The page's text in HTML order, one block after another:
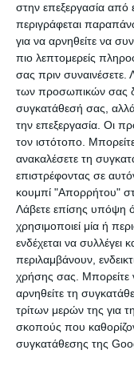
στην επεξεργασία από
περιγράφεται
για να αρνηθείτε να
πιο λεπτομερείς
σας πριν συναινέσετε.
των προσωπικών σας
συγκατάθεσή σας, αλλά
την επεξεργασία. Οι
τον ιστότοπο.
ανακαλέσετε τη
επιστρέφοντας σε
κουμπί "Απορρήτου"
Λάβετε επίσης υπόψη
χρησιμοποιεί μία ή
ενδέχεται να συλλέγει
περιλαμβάνουν,
χρήσης σας. Μπορείτε
αρνηθείτε τη
τρίτων μερών της για
σκοπούς που
συγκατάθεσης της
Δευτέρα, 20 Ιουλ
ΑΜΑΞΑ:
Ηράκλειο
Αιγυπτιακή σχεδόν
5000€
€ 5.000